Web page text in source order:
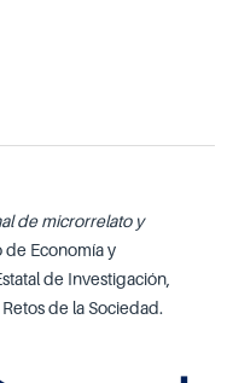
de microrrelato y
Economía y
de Investigación,
de la Sociedad.